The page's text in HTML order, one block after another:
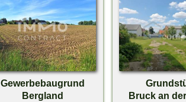
Gewerbebaugrund
Bergland
Bruck an